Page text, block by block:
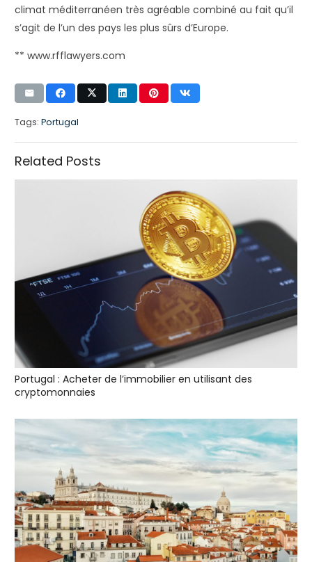
climat méditerranéen très agréable combiné au fait qu’il
s’agit de l’un des pays les plus sûrs d’Europe.
** www.rfflawyers.com
Tags: Portugal
Related Posts
Portugal : Acheter de l’immobilier en utilisant des
cryptomonnaies